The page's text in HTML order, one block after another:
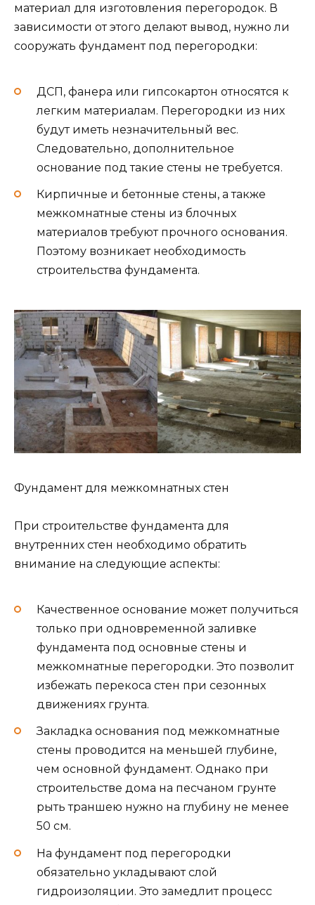
материал для изготовления перегородок. В
зависимости от этого делают вывод, нужно ли
сооружать фундамент под перегородки:
ДСП, фанера или гипсокартон относятся к
легким материалам. Перегородки из них
будут иметь незначительный вес.
Следовательно, дополнительное
основание под такие стены не требуется.
Кирпичные и бетонные стены, а также
межкомнатные стены из блочных
материалов требуют прочного основания.
Поэтому возникает необходимость
строительства фундамента.
Фундамент для межкомнатных стен
При строительстве фундамента для
внутренних стен необходимо обратить
внимание на следующие аспекты:
Качественное основание может получиться
только при одновременной заливке
фундамента под основные стены и
межкомнатные перегородки. Это позволит
избежать перекоса стен при сезонных
движениях грунта.
Закладка основания под межкомнатные
стены проводится на меньшей глубине,
чем основной фундамент. Однако при
строительстве дома на песчаном грунте
рыть траншею нужно на глубину не менее
50 см.
На фундамент под перегородки
обязательно укладывают слой
гидроизоляции. Это замедлит процесс